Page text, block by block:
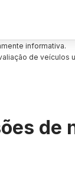
informativa.
de veículos
de